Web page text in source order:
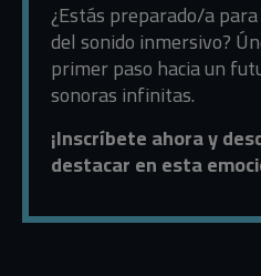
¿Estás preparado/a
del sonido inmersivo?
primer paso hacia un
sonoras infinitas.
¡Inscríbete ahora y
destacar en esta